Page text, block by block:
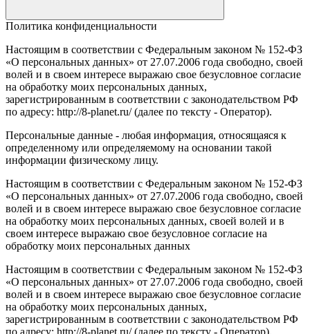
Политика конфиденциальности
Настоящим в соответствии с Федеральным законом № 152-ФЗ
«О персональных данных» от 27.07.2006 года свободно, своей
волей и в своем интересе выражаю свое безусловное согласие
на обработку моих персональных данных,
зарегистрированным в соответствии с законодательством РФ
по адресу: http://8-planet.ru/ (далее по тексту - Оператор).
Персональные данные - любая информация, относящаяся к
определенному или определяемому на основании такой
информации физическому лицу.
Настоящим в соответствии с Федеральным законом № 152-ФЗ
«О персональных данных» от 27.07.2006 года свободно, своей
волей и в своем интересе выражаю свое безусловное согласие
на обработку моих персональных данных, своей волей и в
своем интересе выражаю свое безусловное согласие на
обработку моих персональных данных
Настоящим в соответствии с Федеральным законом № 152-ФЗ
«О персональных данных» от 27.07.2006 года свободно, своей
волей и в своем интересе выражаю свое безусловное согласие
на обработку моих персональных данных,
зарегистрированным в соответствии с законодательством РФ
по адресу: http://8-planet.ru/ (далее по тексту - Оператор).